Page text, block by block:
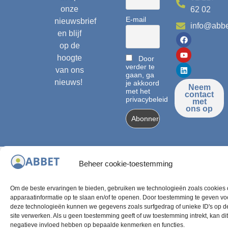
Beheer cookie-toestemming
Om de beste ervaringen te bieden, gebruiken we technologieën zoals cookies
apparaatinformatie op te slaan en/of te openen. Door toestemming te geven
deze technologieën kunnen we gegevens zoals surfgedrag of unieke ID's op
site verwerken. Als u geen toestemming geeft of uw toestemming intrekt, kan
negatieve invloed hebben op bepaalde kenmerken en functies.
onze
nieuwsbrief
en blijf
op de
hoogte
van ons
nieuws!
E-mail
Door
verder te
gaan, ga
je akkoord
met het
privacybeleid
62 02
Neem
contact
met
ons op
© 2024,
vzw
Met de
van de
FGC en
GGC